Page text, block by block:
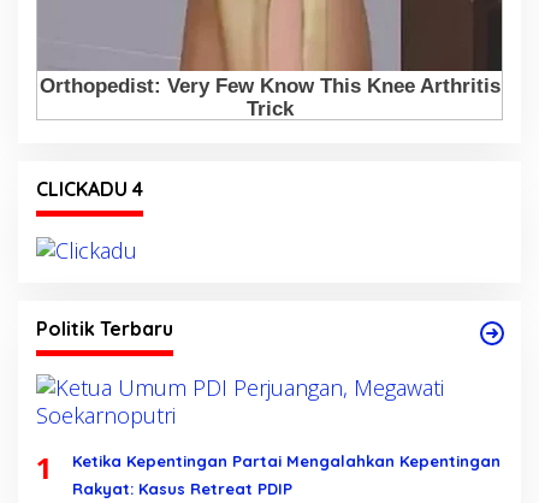
CLICKADU 4
Politik Terbaru
1
Ketika Kepentingan Partai Mengalahkan Kepentingan
Rakyat: Kasus Retreat PDIP